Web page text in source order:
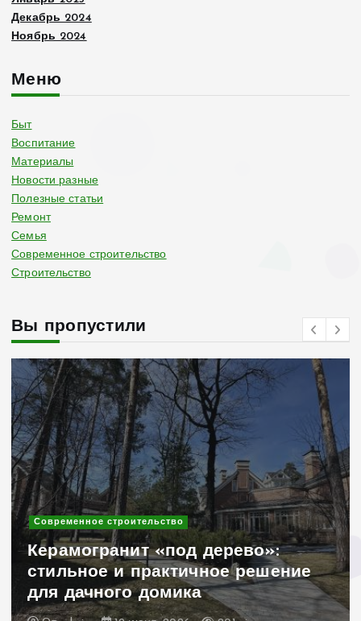
Декабрь 2024
Ноябрь 2024
Меню
Быт
Воспитание
Материалы
Новости разные
Полезные статьи
Ремонт
Семья
Современное строительство
Строительство
Вы пропустили
Современное строительство
Керамогранит «под дерево»:
стильное и практичное решение
для дачного домика